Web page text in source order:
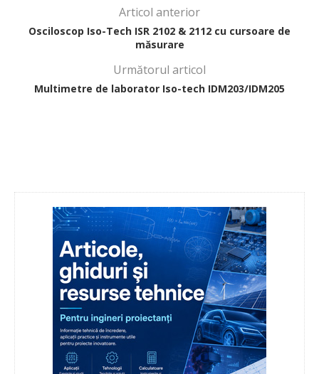
Articol anterior
Osciloscop Iso-Tech ISR 2102 & 2112 cu cursoare de
măsurare
Următorul articol
Multimetre de laborator Iso-tech IDM203/IDM205